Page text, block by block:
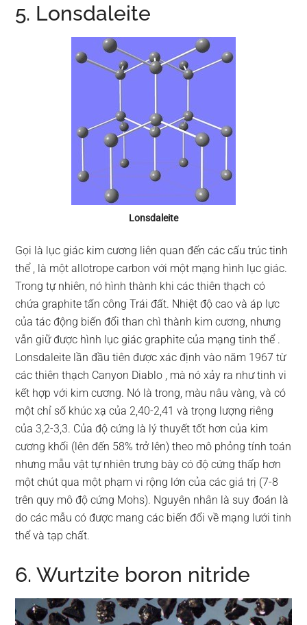
5. Lonsdaleite
Lonsdaleite
Gọi là lục giác kim cương liên quan đến các cấu trúc tinh
thể , là một allotrope carbon với một mạng hình lục giác.
Trong tự nhiên, nó hình thành khi các thiên thạch có
chứa graphite tấn công Trái đất. Nhiệt độ cao và áp lực
của tác động biến đổi than chì thành kim cương, nhưng
vẫn giữ được hình lục giác graphite của mạng tinh thể .
Lonsdaleite lần đầu tiên được xác định vào năm 1967 từ
các thiên thạch Canyon Diablo , mà nó xảy ra như tinh vi
kết hợp với kim cương. Nó là trong, màu nâu vàng, và có
một chỉ số khúc xạ của 2,40-2,41 và trọng lượng riêng
của 3,2-3,3. Của độ cứng là lý thuyết tốt hơn của kim
cương khối (lên đến 58% trở lên) theo mô phỏng tính toán
nhưng mẫu vật tự nhiên trưng bày có độ cứng thấp hơn
một chút qua một phạm vi rộng lớn của các giá trị (7-8
trên quy mô độ cứng Mohs). Nguyên nhân là suy đoán là
do các mẫu có được mang các biến đổi về mạng lưới tinh
thể và tạp chất.
6. Wurtzite boron nitride